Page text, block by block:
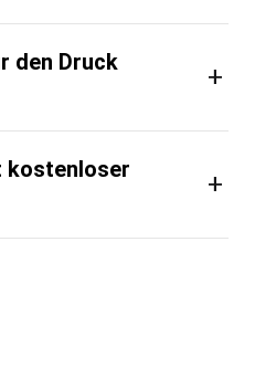
den Druck
+
kostenloser
+